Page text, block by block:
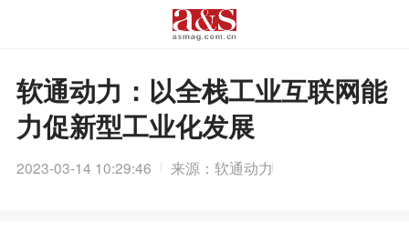
软通动力：以全栈工业互联网能
力促新型工业化发展
2023-03-14 10:29:46 来源：软通动力